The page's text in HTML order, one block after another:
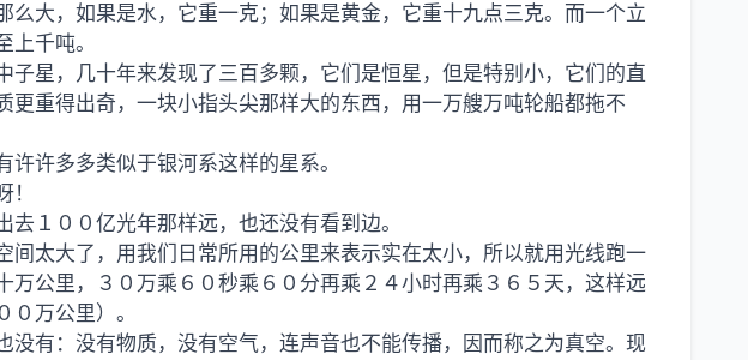
么大，如果是水，它重一克；如果是黄金，它重十九点三克。而一个立
千吨。
子星，几十年来发现了三百多颗，它们是恒星，但是特别小，它们的直
更重得出奇，一块小指头尖那样大的东西，用一万艘万吨轮船都拖不
许多多类似于银河系这样的星系。
１００亿光年那样远，也还没有看到边。
太大了，用我们日常所用的公里来表示实在太小，所以就用光线跑一
万公里，３０万乘６０秒乘６０分再乘２４小时再乘３６５天，这样远
万公里）。
没有：没有物质，没有空气，连声音也不能传播，因而称之为真空。现